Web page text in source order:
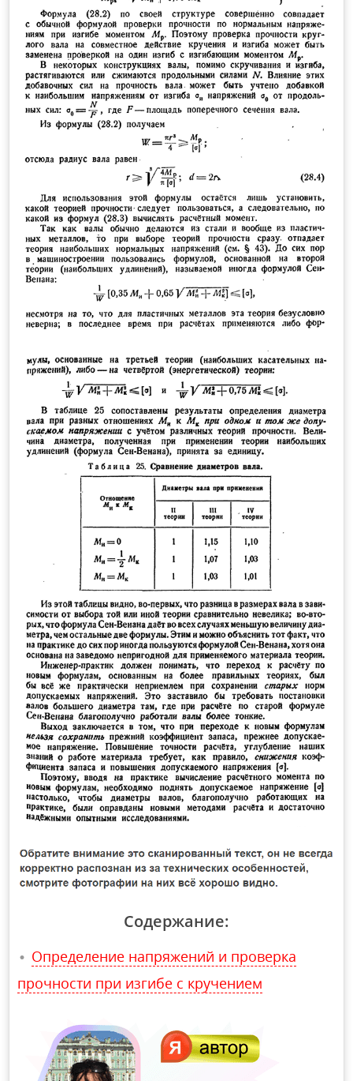
Содержание:
Определение напряжений и проверка
прочности при изгибе с кручением